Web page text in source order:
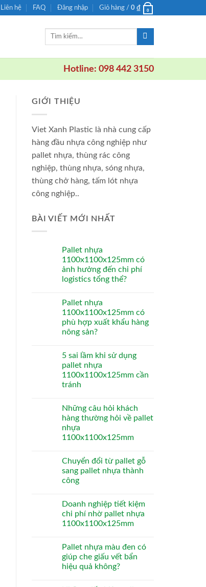
Liên hệ FAQ Đăng nhập Giỏ hàng / 0 ₫ 0
Tìm
Hotline: 098 442 3150
GIỚI THIỆU
Viet Xanh Plastic là nhà cung cấp
hàng đầu nhựa công nghiệp như
pallet nhựa, thùng rác công
nghiệp, thùng nhựa, sóng nhựa,
thùng chở hàng, tấm lót nhựa
công nghiệp..
BÀI VIẾT MỚI NHẤT
Pallet nhựa
1100x1100x125mm có
ảnh hưởng đến chi phí
logistics tổng thể?
Pallet nhựa
1100x1100x125mm có
phù hợp xuất khẩu hàng
nông sản?
5 sai lầm khi sử dụng
pallet nhựa
1100x1100x125mm cần
tránh
Những câu hỏi khách
hàng thường hỏi về pallet
nhựa
1100x1100x125mm
Chuyển đổi từ pallet gỗ
sang pallet nhựa thành
công
Doanh nghiệp tiết kiệm
chi phí nhờ pallet nhựa
1100x1100x125mm
Pallet nhựa màu đen có
giúp che giấu vết bẩn
hiệu quả không?